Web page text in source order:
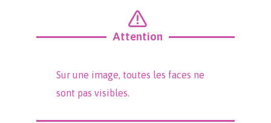
Attention
Sur une image, toutes les faces ne
sont pas visibles.